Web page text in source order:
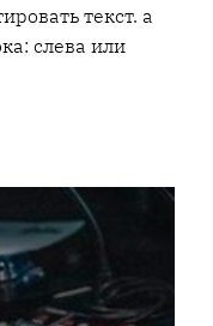
текст. а
слева или